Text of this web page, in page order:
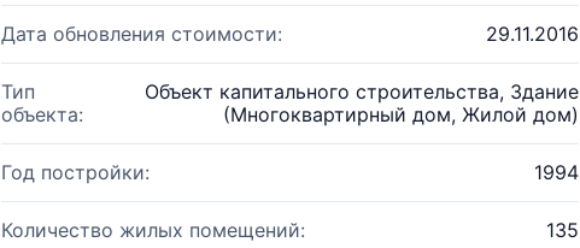
Дата обновления стоимости: 29.11.2016
Тип
объекта:
Объект капитального строительства, Здание
(Многоквартирный дом, Жилой дом)
Год постройки: 1994
Количество жилых помещений: 135